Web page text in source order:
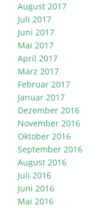
August 2017
Juli 2017
Juni 2017
Mai 2017
April 2017
März 2017
Februar 2017
Januar 2017
Dezember 2016
November 2016
Oktober 2016
September 2016
August 2016
Juli 2016
Juni 2016
Mai 2016